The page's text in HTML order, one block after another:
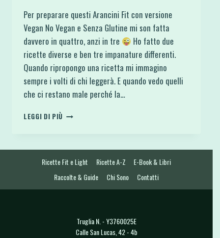
Per preparare questi Arancini Fit con versione
Vegan No Vegan e Senza Glutine mi son fatta
davvero in quattro, anzi in tre
Ho fatto due
ricette diverse e ben tre impanature differenti.
Quando ripropongo una ricetta mi immagino
sempre i volti di chi leggerà. E quando vedo quelli
che ci restano male perché la…
LEGGI DI PIÙ ARANCINI
NO
VEGAN
Ricette Fit e Light Ricette A-Z
E-Book & Libri
Raccolte & Guide
Chi Sono Contatti
Truglia N. - Y3760025E
Calle San Lucas, 42 - 4b